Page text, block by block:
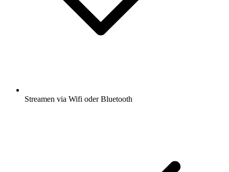
Streamen via Wifi oder Bluetooth